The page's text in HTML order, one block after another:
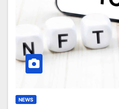
NEWS